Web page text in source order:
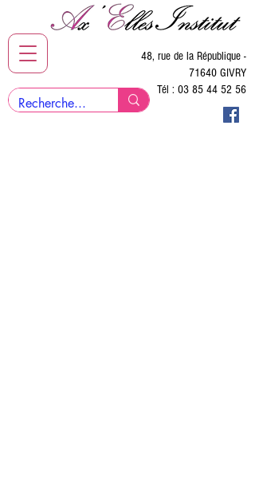
48, rue de la République -
71640 GIVRY
Tél : 03 85 44 52 56